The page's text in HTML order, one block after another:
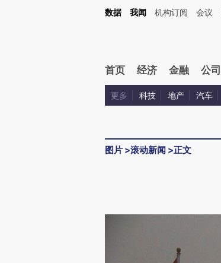
数据 我闻 机构订阅 会议
首页 经济 金融 公司
更多 科技 地产 汽车
图片 >滚动新闻 >正文